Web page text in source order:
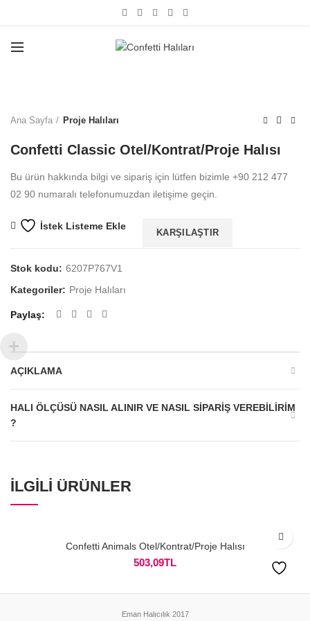
Ana Sayfa Proje Halıları
Confetti Classic Otel/Kontrat/Proje Halısı
Bu ürün hakkında bilgi ve sipariş için lütfen bizimle +90 212 477
02 90 numaralı telefonumuzdan iletişime geçin.
İstek Listeme Ekle
KARŞILAŞTIR
Stok kodu: 6207P767V1
Kategoriler: Proje Halıları
Paylaş
AÇIKLAMA
HALI ÖLÇÜSÜ NASIL ALINIR VE NASIL SIPARIŞ VEREBILIRIM
?
İLGILI ÜRÜNLER
Confetti Animals Otel/Kontrat/Proje Halısı
503,09TL
Eman Halıcılık 2017